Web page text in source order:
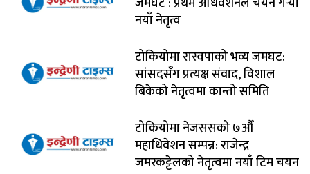
नयाँ नेतृत्व
टोकियोमा रास्वपाको भव्य जमघट:
सांसदसँग प्रत्यक्ष संवाद, विशाल
बिकेको नेतृत्वमा कान्तो समिति
टोकियोमा नेजससको ७औँ
महाधिवेशन सम्पन्न: राजेन्द्र
जमरकट्टेलको नेतृत्वमा नयाँ टिम चयन